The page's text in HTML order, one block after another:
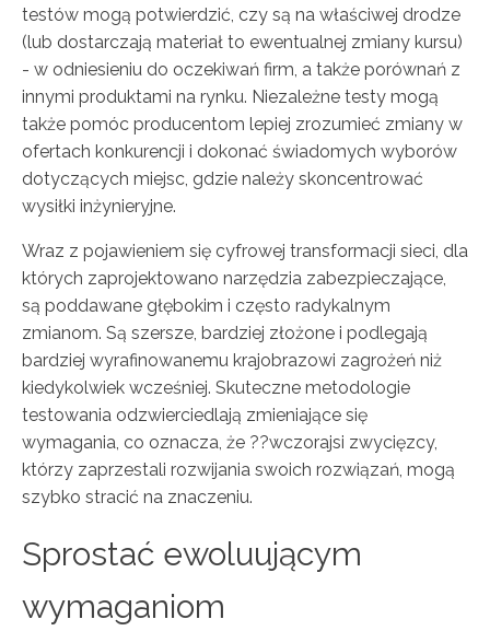
testów mogą potwierdzić, czy są na właściwej drodze
(lub dostarczają materiał to ewentualnej zmiany kursu)
- w odniesieniu do oczekiwań firm, a także porównań z
innymi produktami na rynku. Niezależne testy mogą
także pomóc producentom lepiej zrozumieć zmiany w
ofertach konkurencji i dokonać świadomych wyborów
dotyczących miejsc, gdzie należy skoncentrować
wysiłki inżynieryjne.
Wraz z pojawieniem się cyfrowej transformacji sieci, dla
których zaprojektowano narzędzia zabezpieczające,
są poddawane głębokim i często radykalnym
zmianom. Są szersze, bardziej złożone i podlegają
bardziej wyrafinowanemu krajobrazowi zagrożeń niż
kiedykolwiek wcześniej. Skuteczne metodologie
testowania odzwierciedlają zmieniające się
wymagania, co oznacza, że ??wczorajsi zwycięzcy,
którzy zaprzestali rozwijania swoich rozwiązań, mogą
szybko stracić na znaczeniu.
Sprostać ewoluującym
wymaganiom